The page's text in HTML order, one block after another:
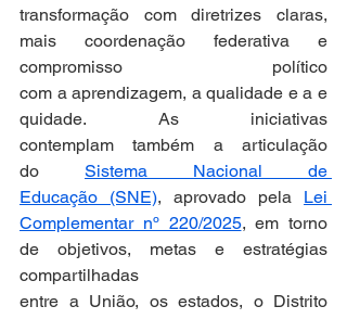
transformação com diretrizes claras,
mais coordenação federativa e
compromisso político
com a aprendizagem, a qualidade e a e
quidade. As iniciativas
contemplam também a articulação
do Sistema Nacional de
Educação (SNE), aprovado pela Lei
Complementar nº 220/2025, em torno
de objetivos, metas e estratégias
compartilhadas
entre a União, os estados, o Distrito